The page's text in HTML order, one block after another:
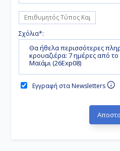
Σχόλια*:
Εγγραφή στα Newsletters